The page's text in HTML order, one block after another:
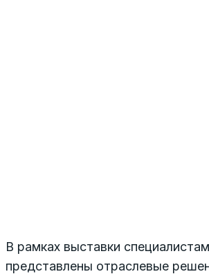
В рамках выставки
представлены отраслевые